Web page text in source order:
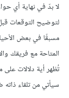
لا بدّ في نهاية أي
لتوضيح التوقعات
مسبقًا في بعض
المتاحة مع فريقك
تُظهر أية دلالات على
سيأتي من تلقاء ذاته